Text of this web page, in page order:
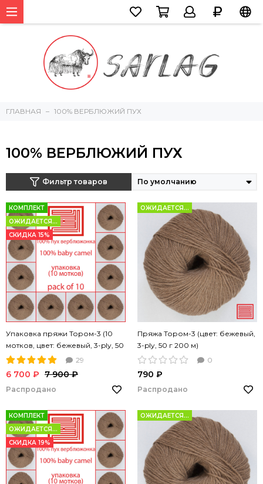
ГЛАВНАЯ 100% ВЕРБЛЮЖИЙ ПУХ
100% ВЕРБЛЮЖИЙ ПУХ
Фильтр товаров
КОМПЛЕКТ
ОЖИДАЕТСЯ...
СКИДКА 15%
Упаковка пряжи Тором-3 (10
мотков, цвет: бежевый, 3-ply, 50
г 200 м)
29
6 700 ₽ 7 900 ₽
Распродано
ОЖИДАЕТСЯ...
Пряжа Тором-3 (цвет: бежевый,
3-ply, 50 г 200 м)
0
790 ₽
Распродано
КОМПЛЕКТ
ОЖИДАЕТСЯ...
СКИДКА 19%
ОЖИДАЕТСЯ...